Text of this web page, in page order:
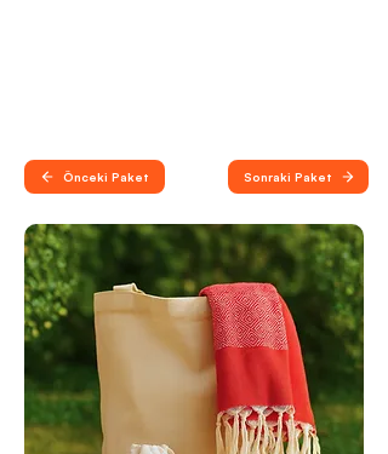
Önceki Paket Sonraki Paket